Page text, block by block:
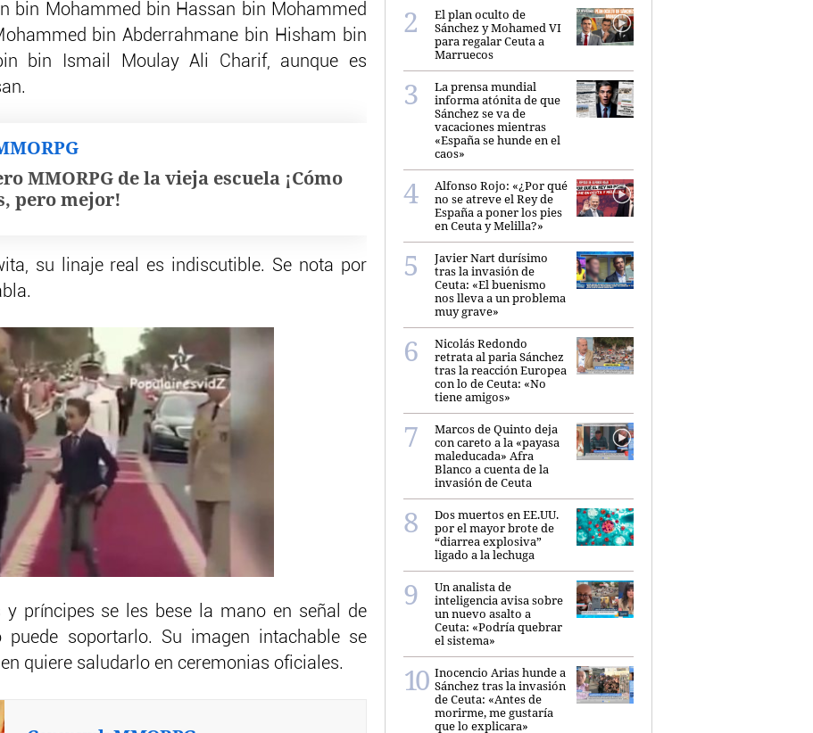
bin Mohammed bin Hassan bin Mohammed
bin Abderrahmane bin Hisham bin
bin Ismail Moulay Ali Charif, aunque es
MMORPG de la vieja escuela ¡Cómo
pero mejor!
su linaje real es indiscutible. Se nota por
y príncipes se les bese la mano en señal de
puede soportarlo. Su imagen intachable se
quiere saludarlo en ceremonias oficiales.
El plan oculto de
Sánchez y Mohamed VI
para regalar Ceuta a
Marruecos
La prensa mundial
informa atónita de que
Sánchez se va de
vacaciones mientras
«España se hunde en el
caos»
Alfonso Rojo: «¿Por qué
no se atreve el Rey de
España a poner los pies
en Ceuta y Melilla?»
Javier Nart durísimo
tras la invasión de
Ceuta: «El buenismo
nos lleva a un problema
muy grave»
Nicolás Redondo
retrata al paria Sánchez
tras la reacción Europea
con lo de Ceuta: «No
tiene amigos»
Marcos de Quinto deja
con careto a la «payasa
maleducada» Afra
Blanco a cuenta de la
invasión de Ceuta
Dos muertos en EE.UU.
por el mayor brote de
“diarrea explosiva”
ligado a la lechuga
Un analista de
inteligencia avisa sobre
un nuevo asalto a
Ceuta: «Podría quebrar
el sistema»
Inocencio Arias hunde a
Sánchez tras la invasión
de Ceuta: «Antes de
morirme, me gustaría
que lo explicara»